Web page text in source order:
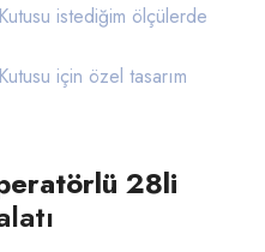
istediğim ölçülerde
için özel tasarım
28li